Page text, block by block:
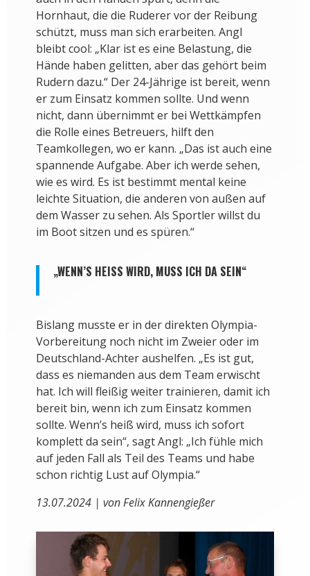
Hornhaut, die die Ruderer vor der Reibung
schützt, muss man sich erarbeiten. Angl
bleibt cool: „Klar ist es eine Belastung, die
Hände haben gelitten, aber das gehört beim
Rudern dazu.“ Der 24-Jährige ist bereit, wenn
er zum Einsatz kommen sollte. Und wenn
nicht, dann übernimmt er bei Wettkämpfen
die Rolle eines Betreuers, hilft den
Teamkollegen, wo er kann. „Das ist auch eine
spannende Aufgabe. Aber ich werde sehen,
wie es wird. Es ist bestimmt mental keine
leichte Situation, die anderen von außen auf
dem Wasser zu sehen. Als Sportler willst du
im Boot sitzen und es spüren.“
„WENN’S HEISS WIRD, MUSS ICH DA SEIN“
Bislang musste er in der direkten Olympia-
Vorbereitung noch nicht im Zweier oder im
Deutschland-Achter aushelfen. „Es ist gut,
dass es niemanden aus dem Team erwischt
hat. Ich will fleißig weiter trainieren, damit ich
bereit bin, wenn ich zum Einsatz kommen
sollte. Wenn’s heiß wird, muss ich sofort
komplett da sein“, sagt Angl: „Ich fühle mich
auf jeden Fall als Teil des Teams und habe
schon richtig Lust auf Olympia.“
13.07.2024 | von Felix Kannengießer